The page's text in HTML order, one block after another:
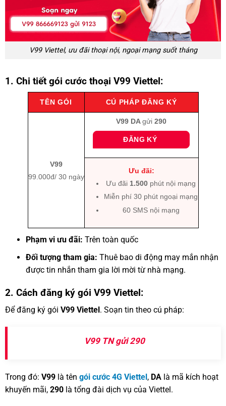
V99 Viettel, ưu đãi thoại nội, ngoại mạng suốt tháng
1. Chi tiết gói cước thoại V99 Viettel:
TÊN GÓI CÚ PHÁP ĐĂNG KÝ
V99
99.000đ/ 30 ngày
V99 DAgửi 290
ĐĂNG KÝ
Ưu đãi:
Ưu đãi 1.500 phút nội mạng
Miễn phí 30 phút ngoại mạng
60 SMS nội mạng
Phạm vi ưu đãi: Trên toàn quốc
Đối tượng tham gia: Thuê bao di động may mắn nhận
được tin nhắn tham gia lời mời từ nhà mạng.
2. Cách đăng ký gói V99 Viettel:
Để đăng ký gói V99 Viettel . Soạn tin theo cú pháp:
V99 TN gửi 290
Trong đó: V99 là tên gói cước 4G Viettel, DA là mã kích hoạt
khuyến mãi, 290 là tổng đài dịch vụ của Viettel.